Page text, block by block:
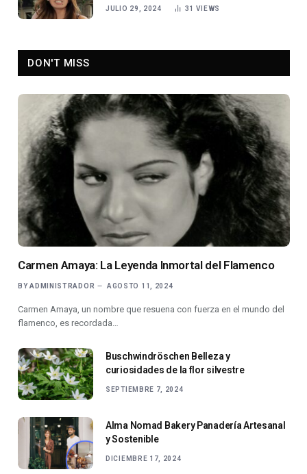
JULIO 29, 2024 31 VIEWS
DON'T MISS
Carmen Amaya: La Leyenda Inmortal del Flamenco
BY ADMINISTRADOR AGOSTO 11, 2024
Carmen Amaya, un nombre que resuena con fuerza en el mundo del
flamenco, es recordada…
Buschwindröschen Belleza y
curiosidades de la flor silvestre
SEPTIEMBRE 7, 2024
Alma Nomad Bakery Panadería Artesanal
y Sostenible
DICIEMBRE 17, 2024